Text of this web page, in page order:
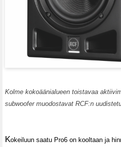
Kolme kokoäänialueen toistavaa
subwoofer muodostavat RCF:n
Kokeiluun saatu Pro6 on kooltaan ja